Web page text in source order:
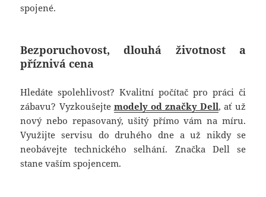
spojené.
Bezporuchovost, dlouhá životnost a
příznivá cena
Hledáte spolehlivost? Kvalitní počítač pro práci či
zábavu? Vyzkoušejte modely od značky Dell, ať už
nový nebo repasovaný, ušitý přímo vám na míru.
Využijte servisu do druhého dne a už nikdy se
neobávejte technického selhání. Značka Dell se
stane vaším spojencem.